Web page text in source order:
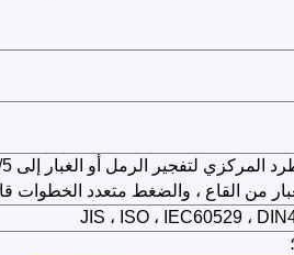
لتفجير الرمل أو الغبار إلى 1/5 من